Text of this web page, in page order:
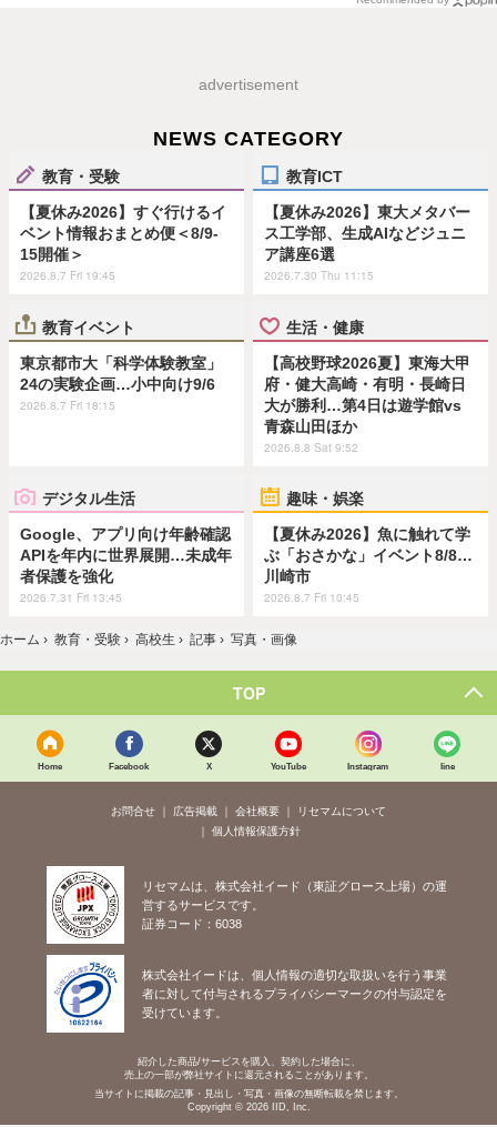
advertisement
NEWS CATEGORY
教育・受験
【夏休み2026】すぐ行けるイ
ベント情報おまとめ便＜8/9-
15開催＞
2026.8.7 Fri 19:45
教育ICT
【夏休み2026】東大メタバー
ス工学部、生成AIなどジュニ
ア講座6選
2026.7.30 Thu 11:15
教育イベント
東京都市大「科学体験教室」
24の実験企画…小中向け9/6
2026.8.7 Fri 18:15
生活・健康
【高校野球2026夏】東海大甲
府・健大高崎・有明・長崎日
大が勝利…第4日は遊学館vs
青森山田ほか
2026.8.8 Sat 9:52
デジタル生活
Google、アプリ向け年齢確認
APIを年内に世界展開…未成年
者保護を強化
2026.7.31 Fri 13:45
趣味・娯楽
【夏休み2026】魚に触れて学
ぶ「おさかな」イベント8/8…
川崎市
2026.8.7 Fri 10:45
ホーム › 教育・受験 › 高校生 › 記事 › 写真・画像
TOP
Home Facebook X YouTube Instagram line
お問合せ 広告掲載 会社概要
リセマムについて
個人情報保護方針
リセマムは、株式会社イード（東証グロース上場）の運
営するサービスです。
証券コード：6038
株式会社イードは、個人情報の適切な取扱いを行う事業
者に対して付与されるプライバシーマークの付与認定を
受けています。
紹介した商品/サービスを購入、契約した場合に、
売上の一部が弊社サイトに還元されることがあります。
当サイトに掲載の記事・見出し・写真・画像の無断転載を禁じます。
Copyright © 2026 IID, Inc.